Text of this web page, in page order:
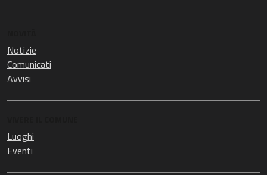
Notizie
Comunicati
Avvisi
Luoghi
Eventi